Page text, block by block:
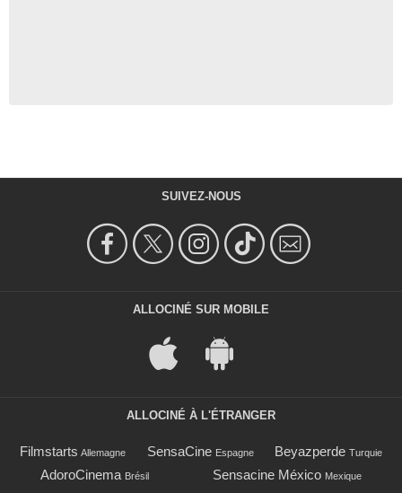
SUIVEZ-NOUS
ALLOCINÉ SUR MOBILE
ALLOCINÉ À L'ÉTRANGER
Filmstarts Allemagne SensaCine Espagne Beyazperde Turquie
AdoroCinema Brésil Sensacine México Mexique